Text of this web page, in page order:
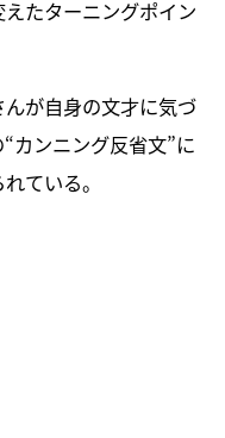
たターニングポイン
が自身の文才に気づ
カンニング反省文”に
ている。